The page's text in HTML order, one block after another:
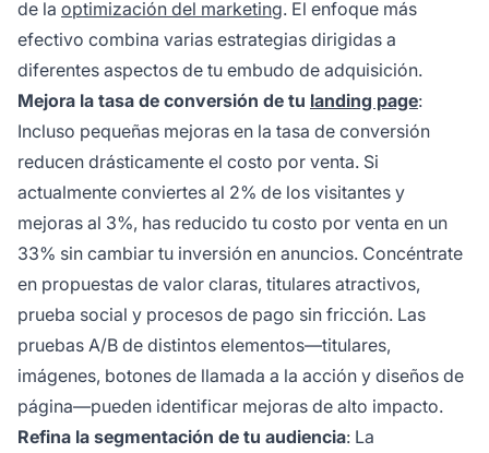
de la optimización del marketing. El enfoque más
efectivo combina varias estrategias dirigidas a
diferentes aspectos de tu embudo de adquisición.
Mejora la tasa de conversión de tu landing page:
Incluso pequeñas mejoras en la tasa de conversión
reducen drásticamente el costo por venta. Si
actualmente conviertes al 2% de los visitantes y
mejoras al 3%, has reducido tu costo por venta en un
33% sin cambiar tu inversión en anuncios. Concéntrate
en propuestas de valor claras, titulares atractivos,
prueba social y procesos de pago sin fricción. Las
pruebas A/B de distintos elementos—titulares,
imágenes, botones de llamada a la acción y diseños de
página—pueden identificar mejoras de alto impacto.
Refina la segmentación de tu audiencia: La